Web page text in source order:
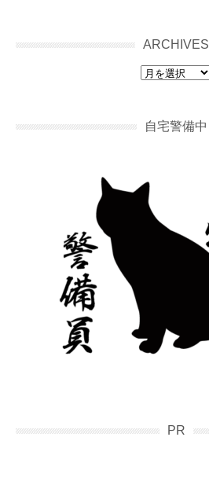
ARCHIVES
archives
自宅警備中
PR